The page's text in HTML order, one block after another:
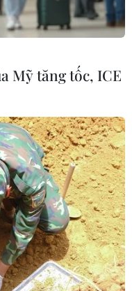
gia
năm
bệnh
Mỹ tăng tốc, ICE